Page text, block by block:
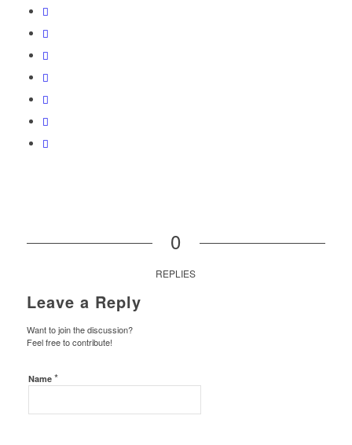
0
REPLIES
Leave a Reply
Want to join the discussion?
Feel free to contribute!
Name *